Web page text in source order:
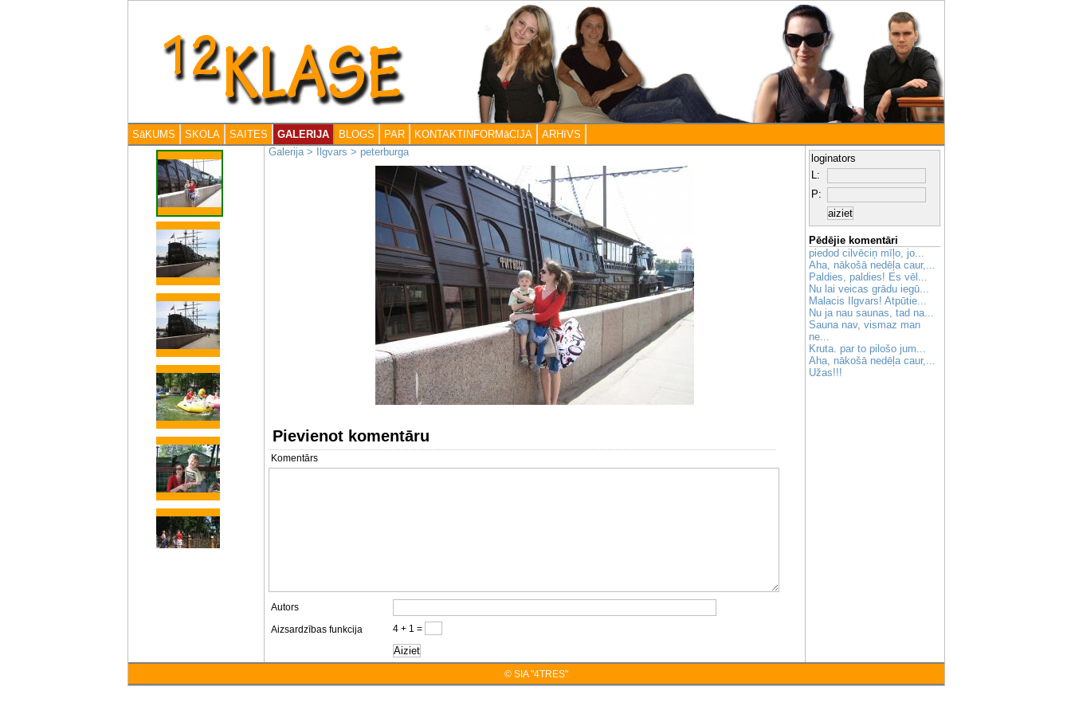
SāKUMS SKOLA SAITES GALERIJA BLOGS PAR KONTAKTINFORMāCIJA
ARHīVS
Galerija> Ilgvars > peterburga
Pievienot komentāru
Komentārs
Autors
Aizsardzības funkcija
4 + 1 =
loginators
L:
P:
Pēdējie komentāri
piedod cilvēciņ mīļo, jo...
Aha, nākošā nedēļa caur,...
Paldies, paldies! Es vēl...
Nu lai veicas grādu iegū...
Malacis Ilgvars! Atpūtie...
Nu ja nau saunas, tad na...
Sauna nav, vismaz man
ne...
Kruta. par to pilošo jum...
Aha, nākošā nedēļa caur,...
Užas!!!
© SIA "4TRES"